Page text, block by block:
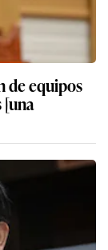
equipos
[una